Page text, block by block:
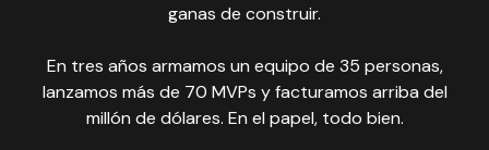
ganas de construir.
En tres años armamos un equipo de 35 personas,
lanzamos más de 70 MVPs y facturamos arriba del
millón de dólares. En el papel, todo bien.